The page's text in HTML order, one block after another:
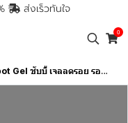
ส่งเร็วทันใจ
0
บี้ เจลลดรอย รอยสิว รอยดำ รอยแดง